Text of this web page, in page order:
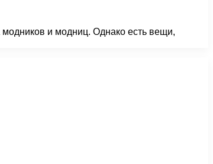
и модниц. Однако есть вещи,